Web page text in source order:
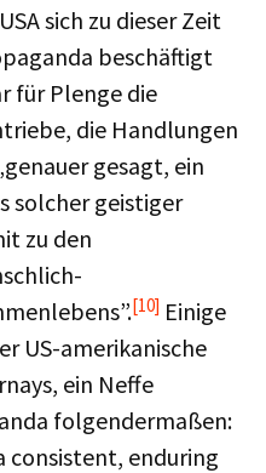
sich zu dieser Zeit
beschäftigt
für Plenge die
die Handlungen
gesagt, ein
solcher geistiger
zu den
[10] Einige
US-amerikanische
ein Neffe
folgendermaßen:
consistent, enduring